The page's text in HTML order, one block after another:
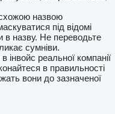
схожою назвою
під відомі
в назву. Не переводьте
сумніви.
інвойс реальної компанії
в правильності
вони до зазначеної